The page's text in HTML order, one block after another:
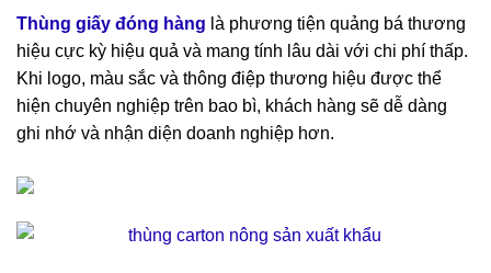
Thùng giấy đóng hàng là phương tiện quảng bá thương
hiệu cực kỳ hiệu quả và mang tính lâu dài với chi phí thấp.
Khi logo, màu sắc và thông điệp thương hiệu được thể
hiện chuyên nghiệp trên bao bì, khách hàng sẽ dễ dàng
ghi nhớ và nhận diện doanh nghiệp hơn.